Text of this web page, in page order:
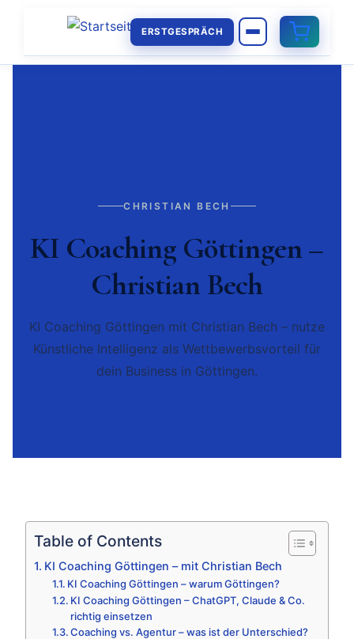
ERSTGESPRÄCH
CHRISTIAN BECH
KI Coaching Göttingen –
Christian Bech
KI Coaching Göttingen mit Christian Bech – nutze
Künstliche Intelligenz als Wettbewerbsvorteil für
dein Business in Göttingen.
Table of Contents
KI Coaching Göttingen – mit Christian Bech
KI Coaching Göttingen – warum Göttingen?
KI Coaching Göttingen – ChatGPT, Claude & Co.
richtig einsetzen
Coaching vs. Agentur – was ist der Unterschied?